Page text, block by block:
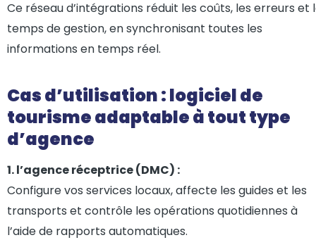
Ce réseau d’intégrations réduit les coûts, les erreurs et
temps de gestion, en synchronisant toutes les
informations en temps réel.
Cas d’utilisation : logiciel de
tourisme adaptable à tout type
d’agence
1. l’agence réceptrice (DMC) :
Configure vos services locaux, affecte les guides et les
transports et contrôle les opérations quotidiennes à
l’aide de rapports automatiques.